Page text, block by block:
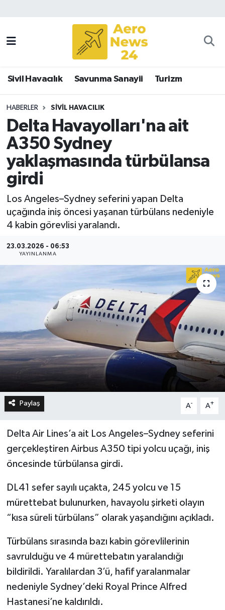
Sivil Havacılık Savunma Sanayii Turizm
HABERLER SIVIL HAVACILIK
Delta Havayolları'na ait
A350 Sydney
yaklaşmasında türbülansa
girdi
Los Angeles–Sydney seferini yapan Delta
uçağında iniş öncesi yaşanan türbülans nedeniyle
4 kabin görevlisi yaralandı.
23.03.2026 - 06:53
YAYINLANMA
Paylaş A- A+
Delta Air Lines’a ait Los Angeles–Sydney seferini
gerçekleştiren Airbus A350 tipi yolcu uçağı, iniş
öncesinde türbülansa girdi.
DL41 sefer sayılı uçakta, 245 yolcu ve 15
mürettebat bulunurken, havayolu şirketi olayın
“kısa süreli türbülans” olarak yaşandığını açıkladı.
Türbülans sırasında bazı kabin görevlilerinin
savrulduğu ve 4 mürettebatın yaralandığı
bildirildi. Yaralılardan 3’ü, hafif yaralanmalar
nedeniyle Sydney’deki Royal Prince Alfred
Hastanesi’ne kaldırıldı.